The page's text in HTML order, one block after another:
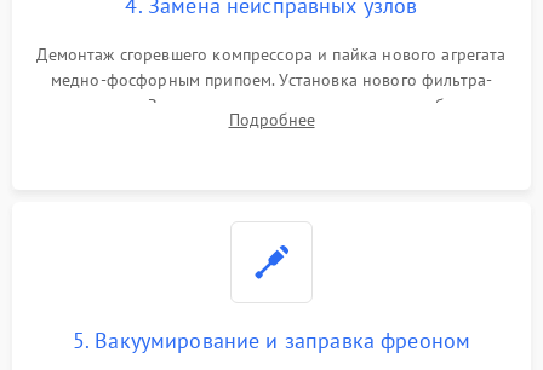
Демонтаж сгоревшего компрессора и пайка нового агрегата
медно-фосфорным припоем. Установка нового фильтра-
осушителя. Замена изношенных вентиляторов обдува,
сломанных заслонок или поврежденных дверных петель.
Подробнее
5. Вакуумирование и заправка фреоном